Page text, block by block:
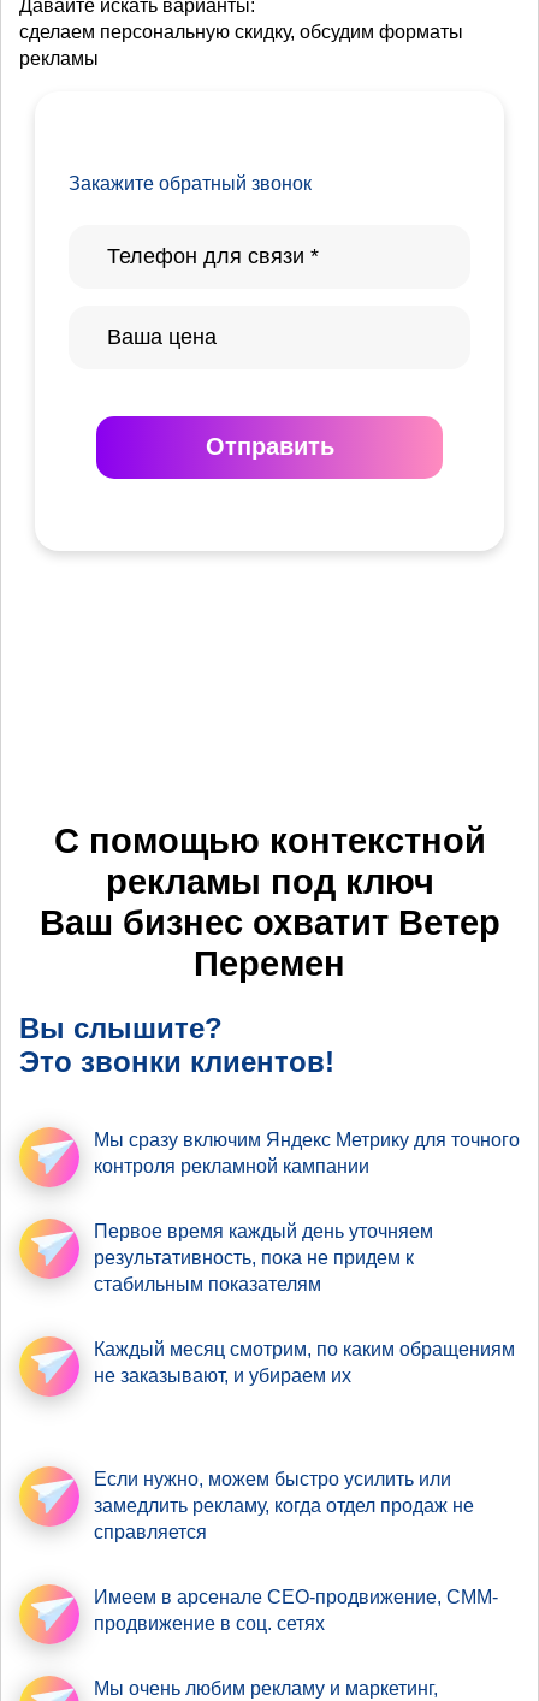
Давайте искать варианты:
сделаем персональную скидку, обсудим форматы
рекламы
Закажите обратный звонок
Отправить
С помощью контекстной
рекламы под ключ
Ваш бизнес охватит Ветер
Перемен
Вы слышите?
Это звонки клиентов!
Мы сразу включим Яндекс Метрику для точного
контроля рекламной кампании
Первое время каждый день уточняем
результативность, пока не придем к
стабильным показателям
Каждый месяц смотрим, по каким обращениям
не заказывают, и убираем их
Если нужно, можем быстро усилить или
замедлить рекламу, когда отдел продаж не
справляется
Имеем в арсенале СЕО-продвижение, СММ-
продвижение в соц. сетях
Мы очень любим рекламу и маркетинг,